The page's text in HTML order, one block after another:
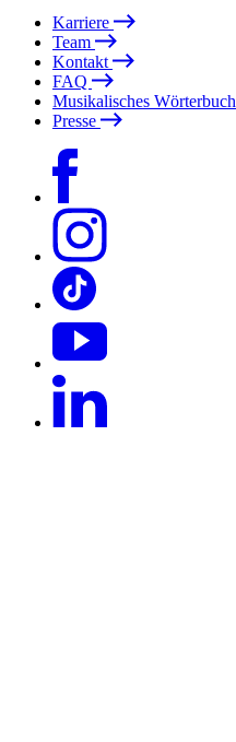
Karriere
Team
Kontakt
FAQ
Musikalisches Wörterbuch
Presse